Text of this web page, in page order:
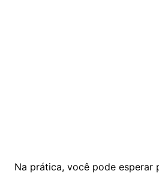
Na prática, você pode esperar